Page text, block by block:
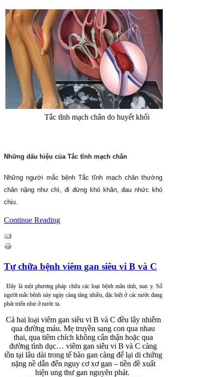
Tắc tĩnh mạch chân do huyết khối
Những dấu hiệu của Tắc tĩnh mạch chân
Những người mắc bệnh Tắc tĩnh mạch chân thường
chân nặng như chì, đi đứng khó khăn, đau nhức khó
chịu.
Continue Reading
Tự chữa bệnh viêm gan siêu vi B và C
Đây là một phương pháp chữa các loại bệnh mãn tính, nan y. Số
người mắc bệnh này ngày càng tăng nhiều, đặc biệt ở các nước đang
phát triển như ở nước ta.
Cả hai loại viêm gan siêu vi B và C đều lây nhiễm
qua đường máu. Mẹ truyền sang con qua nhau
thai, qua tiêm chích không cẩn thận hoặc qua
đường tình dục… viêm gan siêu vi B và C càng
tồn tại lâu dài trong tế bào gan càng để lại di chứng
nặng nề dẫn đến nguy cơ xơ gan – tiền đề xuất
hiện ung thư gan nguyên phát.